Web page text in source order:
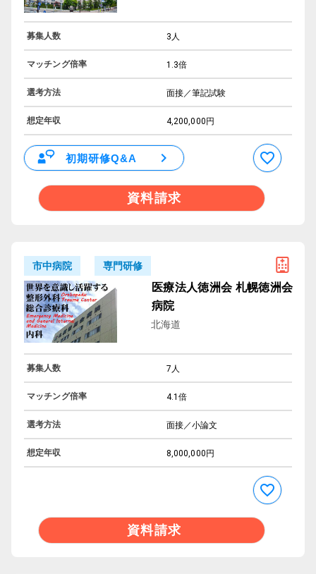
募集人数 3人
マッチング倍率 1.3倍
選考方法 面接／筆記試験
想定年収 4,200,000円
初期研修Q&A
資料請求
市中病院 専門研修
医療法人徳洲会 札幌徳洲会
病院
北海道
募集人数 7人
マッチング倍率 4.1倍
選考方法 面接／小論文
想定年収 8,000,000円
資料請求